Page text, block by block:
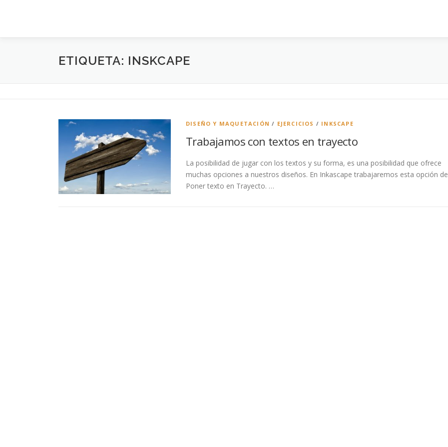
ETIQUETA: INSKCAPE
DISEÑO Y MAQUETACIÓN / EJERCICIOS / INKSCAPE
Trabajamos con textos en trayecto
La posibilidad de jugar con los textos y su forma, es una posibilidad que ofrece
muchas opciones a nuestros diseños. En Inkascape trabajaremos esta opción de
Poner texto en Trayecto. …